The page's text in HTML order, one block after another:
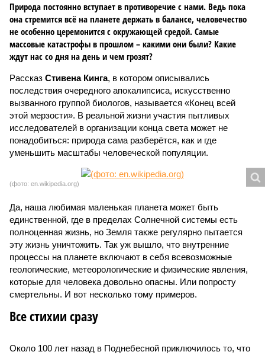
Природа постоянно вступает в противоречие с нами. Ведь пока
она стремится всё на планете держать в балансе, человечество
не особенно церемонится с окружающей средой. Самые
массовые катастрофы в прошлом – какими они были? Какие
ждут нас со дня на день и чем грозят?
Рассказ Стивена Кинга, в котором описывались
последствия очередного апокалипсиса, искусственно
вызванного группой биологов, называется «Конец всей
этой мерзости». В реальной жизни участия пытливых
исследователей в организации конца света может не
понадобиться: природа сама разберётся, как и где
уменьшить масштабы человеческой популяции.
(фото: en.wikipedia.org)
Да, наша любимая маленькая планета может быть
единственной, где в пределах Солнечной системы есть
полноценная жизнь, но Земля также регулярно пытается
эту жизнь уничтожить. Так уж вышло, что внутренние
процессы на планете включают в себя всевозможные
геологические, метеорологические и физические явления,
которые для человека довольно опасны. Или попросту
смертельны. И вот несколько тому примеров.
Все стихии сразу
Около 100 лет назад в Поднебесной приключилось то, что